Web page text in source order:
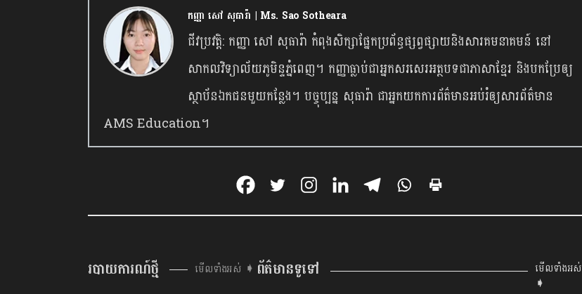
កញ្ញា សៅ សុធារ៉ា | Ms. Sao Sotheara
ជីវប្រវត្តិ: កញ្ញា សៅ សុធារ៉ា កំពុងសិក្សាផ្នែកប្រព័ន្ធផ្សព្វផ្សាយនិងសារគមនាគមន៍ នៅ
សាកលវិទ្យាល័យភូមិន្ទភ្នំពេញ។ កញ្ញាធ្លាប់ជាអ្នកសរសេរអត្ថបទជាភាសាខ្មែរ និងបកប្រែឲ្យ
ស្ថាប័នឯកជនមួយកន្លែង។ បច្ចុប្បន្ន សុធារ៉ា ជាអ្នកយកការព័ត៌មានអប់រំឲ្យសារព័ត៌មាន
AMS Education។
របាយការណ៍ថ្មី មើលទាំងអស់ ➧ ព័ត៌មានទូទៅ
មើលទាំងអស់
➧